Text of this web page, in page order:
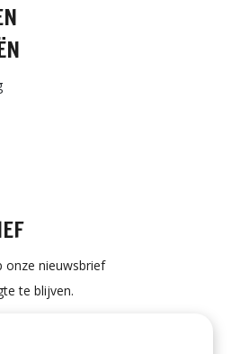
onze nieuwsbrief
te blijven.